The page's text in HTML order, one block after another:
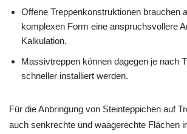
Offene Treppenkonstruktionen brauchen
komplexen Form eine anspruchsvollere
Kalkulation.
Massivtreppen können dagegen je nach
schneller installiert werden.
Für die Anbringung von Steinteppichen auf
auch senkrechte und waagerechte Flächen